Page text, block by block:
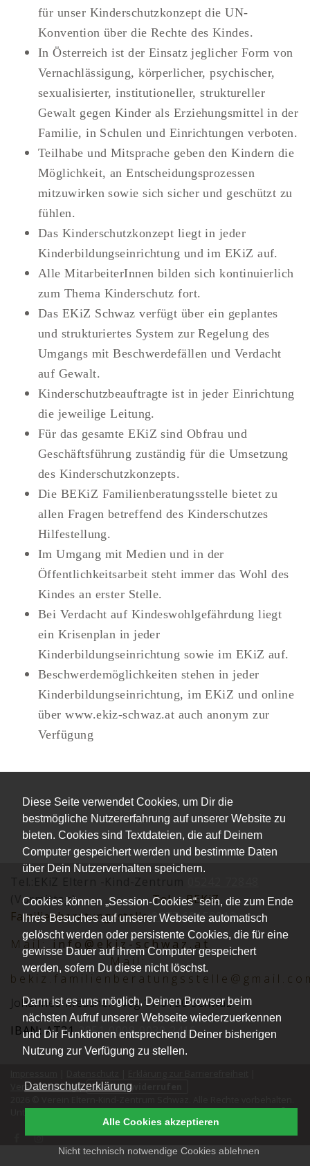
Diese Seite verwendet Cookies, um Dir die
bestmögliche Nutzererfahrung auf unserer Website zu
bieten. Cookies sind Textdateien, die auf Deinem
Computer gespeichert werden und bestimmte Daten
über Dein Nutzerverhalten speichern.
Cookies können „Session-Cookies“ sein, die zum Ende
Ihres Besuches auf unserer Webseite automatisch
gelöscht werden oder persistente Cookies, die für eine
gewisse Dauer auf ihrem Computer gespeichert
werden, sofern Du diese nicht löschst.
Dann ist es uns möglich, Deinen Browser beim
nächsten Aufruf unserer Webseite wiederzuerkennen
und Dir Funktionen entsprechend Deiner bisherigen
Nutzung zur Verfügung zu stellen.
Datenschutzerklärung
Nicht technisch notwendige Cookies ablehnen
Alle Cookies akzeptieren
für unser Kinderschutzkonzept die UN-
Konvention über die Rechte des Kindes.
In Österreich ist der Einsatz jeglicher Form von
Vernachlässigung, körperlicher, psychischer,
sexualisierter, institutioneller, struktureller
Gewalt gegen Kinder als Erziehungsmittel in der
Familie, in Schulen und Einrichtungen verboten.
Teilhabe und Mitsprache geben den Kindern die
Möglichkeit, an Entscheidungsprozessen
mitzuwirken sowie sich sicher und geschützt zu
fühlen.
Das Kinderschutzkonzept liegt in jeder
Kinderbildungseinrichtung und im EKiZ auf.
Alle MitarbeiterInnen bilden sich kontinuierlich
zum Thema Kinderschutz fort.
Das EKiZ Schwaz verfügt über ein geplantes
und strukturiertes System zur Regelung des
Umgangs mit Beschwerdefällen und Verdacht
auf Gewalt.
Kinderschutzbeauftragte ist in jeder Einrichtung
die jeweilige Leitung.
Für das gesamte EKiZ sind Obfrau und
Geschäftsführung zuständig für die Umsetzung
des Kinderschutzkonzepts.
Die BEKiZ Familienberatungsstelle bietet zu
allen Fragen betreffend des Kinderschutzes
Hilfestellung.
Im Umgang mit Medien und in der
Öffentlichkeitsarbeit steht immer das Wohl des
Kindes an erster Stelle.
Bei Verdacht auf Kindeswohlgefährdung liegt
ein Krisenplan in jeder
Kinderbildungseinrichtung sowie im EKiZ auf.
Beschwerdemöglichkeiten stehen in jeder
Kinderbildungseinrichtung, im EKiZ und online
über www.ekiz-schwaz.at auch anonym zur
Verfügung
(Vormittag)Tel.:BEKiZ
Familienberatungsstelle0677 62152012
Mai l: info@ekiz-schwaz.at
Mail:
Johannes-Messner-Weg 11 6130 Schwaz
IBAN: AT312051 0008 0030 2416
Vereinssatzung|
Vertrag widerrufen
®